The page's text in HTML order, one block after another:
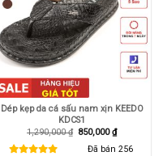
Dép kẹp da cá sấu nam xịn KEEDO
KDCS1
1,290,000₫ Giá
850,000₫Giá
hiện
tại
Đã bán256